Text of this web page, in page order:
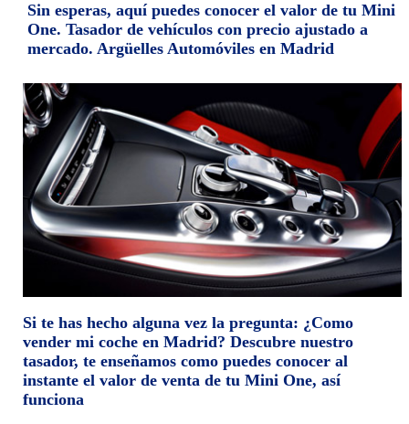
Sin esperas, aquí puedes conocer el valor de tu Mini
One. Tasador de vehículos con precio ajustado a
mercado. Argüelles Automóviles en Madrid
Si te has hecho alguna vez la pregunta: ¿Como
vender mi coche en Madrid? Descubre nuestro
tasador, te enseñamos como puedes conocer al
instante el valor de venta de tu Mini One, así
funciona